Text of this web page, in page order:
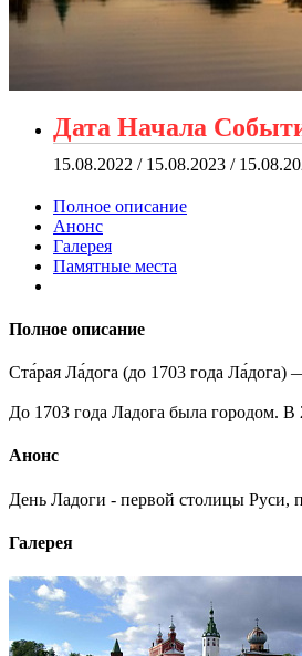
Дата Начала
15.08.2022 / 15.08.2023 /
Полное описание
Анонс
Галерея
Памятные места
Полное описание
Ста́рая Ла́дога (до 1703 года Ла́дога)
До 1703 года Ладога была городом. В
Анонс
День Ладоги - первой столицы Руси,
Галерея